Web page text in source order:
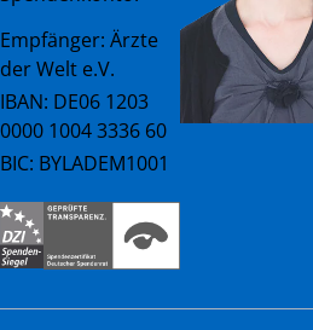
Empfänger: Ärzte
der Welt e.V.
IBAN: DE06 1203
0000 1004 3336 60
BIC: BYLADEM1001